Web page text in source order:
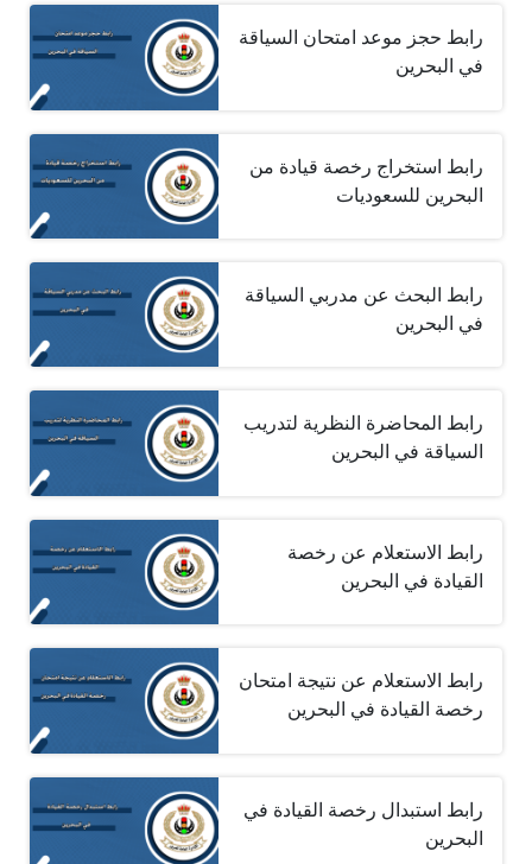
رابط حجز موعد امتحان السياقة
في البحرين
رابط استخراج رخصة قيادة من
البحرين للسعوديات
رابط البحث عن مدربي السياقة
في البحرين
رابط المحاضرة النظرية لتدريب
السياقة في البحرين
رابط الاستعلام عن رخصة
القيادة في البحرين
رابط الاستعلام عن نتيجة امتحان
رخصة القيادة في البحرين
رابط استبدال رخصة القيادة في
البحرين